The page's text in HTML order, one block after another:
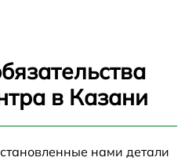
в Казани
нами детали